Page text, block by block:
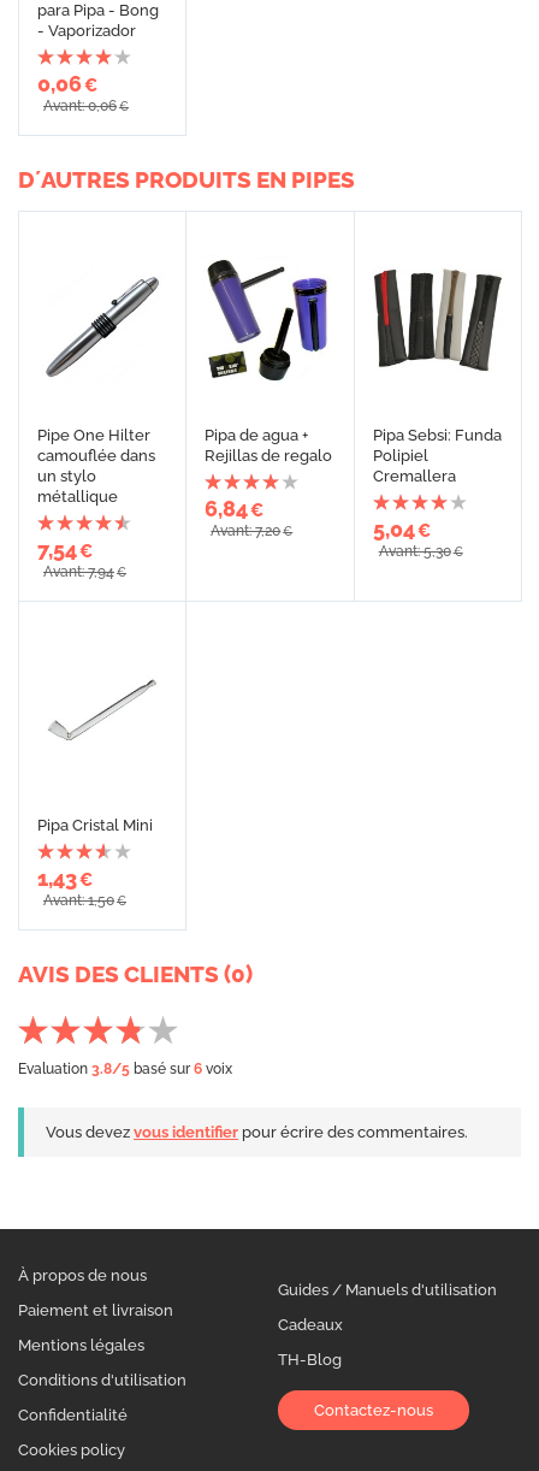
para Pipa - Bong
- Vaporizador
0,06€
Avant: 0,06€
D´AUTRES PRODUITS EN PIPES
Pipe One Hilter
camouflée dans
un stylo
métallique
7,54€
Avant: 7,94€
Pipa de agua +
Rejillas de regalo
6,84€
Avant: 7,20€
Pipa Sebsi: Funda
Polipiel
Cremallera
5,04€
Avant: 5,30€
Pipa Cristal Mini
1,43€
Avant: 1,50€
AVIS DES CLIENTS (0)
Evaluation 3.8/5 basé sur6 voix
Vous devez vous identifier pour écrire des commentaires.
À propos de nous
Paiement et livraison
Mentions légales
Conditions d'utilisation
Confidentialité
Cookies policy
Guides / Manuels d'utilisation
Cadeaux
TH-Blog
Contactez-nous